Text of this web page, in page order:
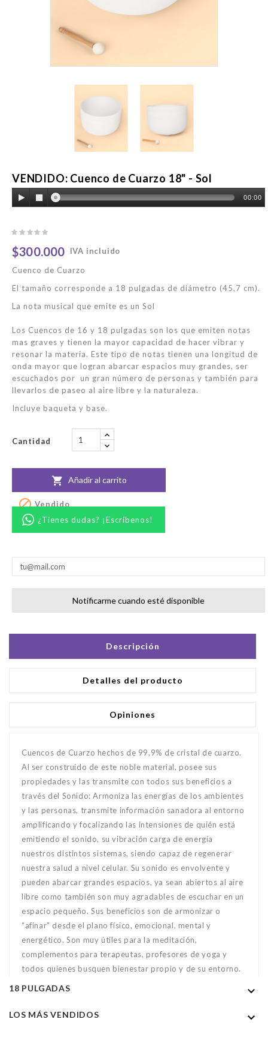
VENDIDO: Cuenco de Cuarzo 18" - Sol
00:00
$300.000
IVA incluido
Cuenco de Cuarzo
El tamaño corresponde a 18 pulgadas de diámetro (45,7 cm).
La nota musical que emite es un Sol
Los Cuencos de 16 y 18 pulgadas son los que emiten notas
mas graves y tienen la mayor capacidad de hacer vibrar y
resonar la materia. Este tipo de notas tienen una longitud de
onda mayor que logran abarcar espacios muy grandes, ser
escuchados por un gran número de personas y también para
llevarlos de paseo al aire libre y la naturaleza.
Incluye baqueta y base.
Cantidad
 Añadir al carrito
Vendido
¿Tienes dudas? ¡Escríbenos!
Notificarme cuando esté disponible
Descripción
Detalles del producto
Opiniones
Cuencos de Cuarzo hechos de 99,9% de cristal de cuarzo.
Al ser construido de este noble material, posee sus
propiedades y las transmite con todos sus beneficios a
través del Sonido: Armoniza las energías de los ambientes
y las personas, transmite información sanadora al entorno
amplificando y focalizando las intensiones de quién está
emitiendo el sonido, su vibración carga de energía
nuestros distintos sistemas, siendo capaz de regenerar
nuestra salud a nivel celular. Su sonido es envolvente y
pueden abarcar grandes espacios, ya sean abiertos al aire
libre como también son muy agradables de escuchar en un
espacio pequeño. Sus beneficios son de armonizar o
“afinar” desde el plano físico, emocional, mental y
energético. Son muy útiles para la meditación,
complementos para terapeutas, profesores de yoga y
todos quienes busquen bienestar propio y de su entorno.
18 PULGADAS 
LOS MÁS VENDIDOS 